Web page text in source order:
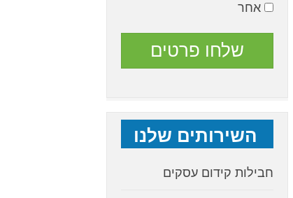
אחר
השירותים שלנו
חבילות קידום עסקים